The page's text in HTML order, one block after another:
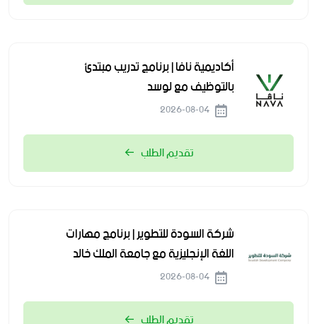
أكاديمية نافا | برنامج تدريب مبتدئ
بالتوظيف مع لوسد
تقديم الطلب
شركة السودة للتطوير | برنامج مهارات
اللغة الإنجليزية مع جامعة الملك خالد